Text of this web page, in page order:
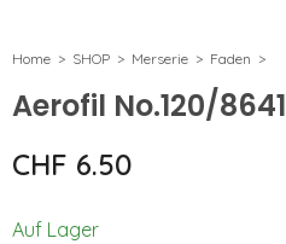
Home SHOP Merserie Faden
Aerofil No.120/8641
CHF 6.50
Auf Lager